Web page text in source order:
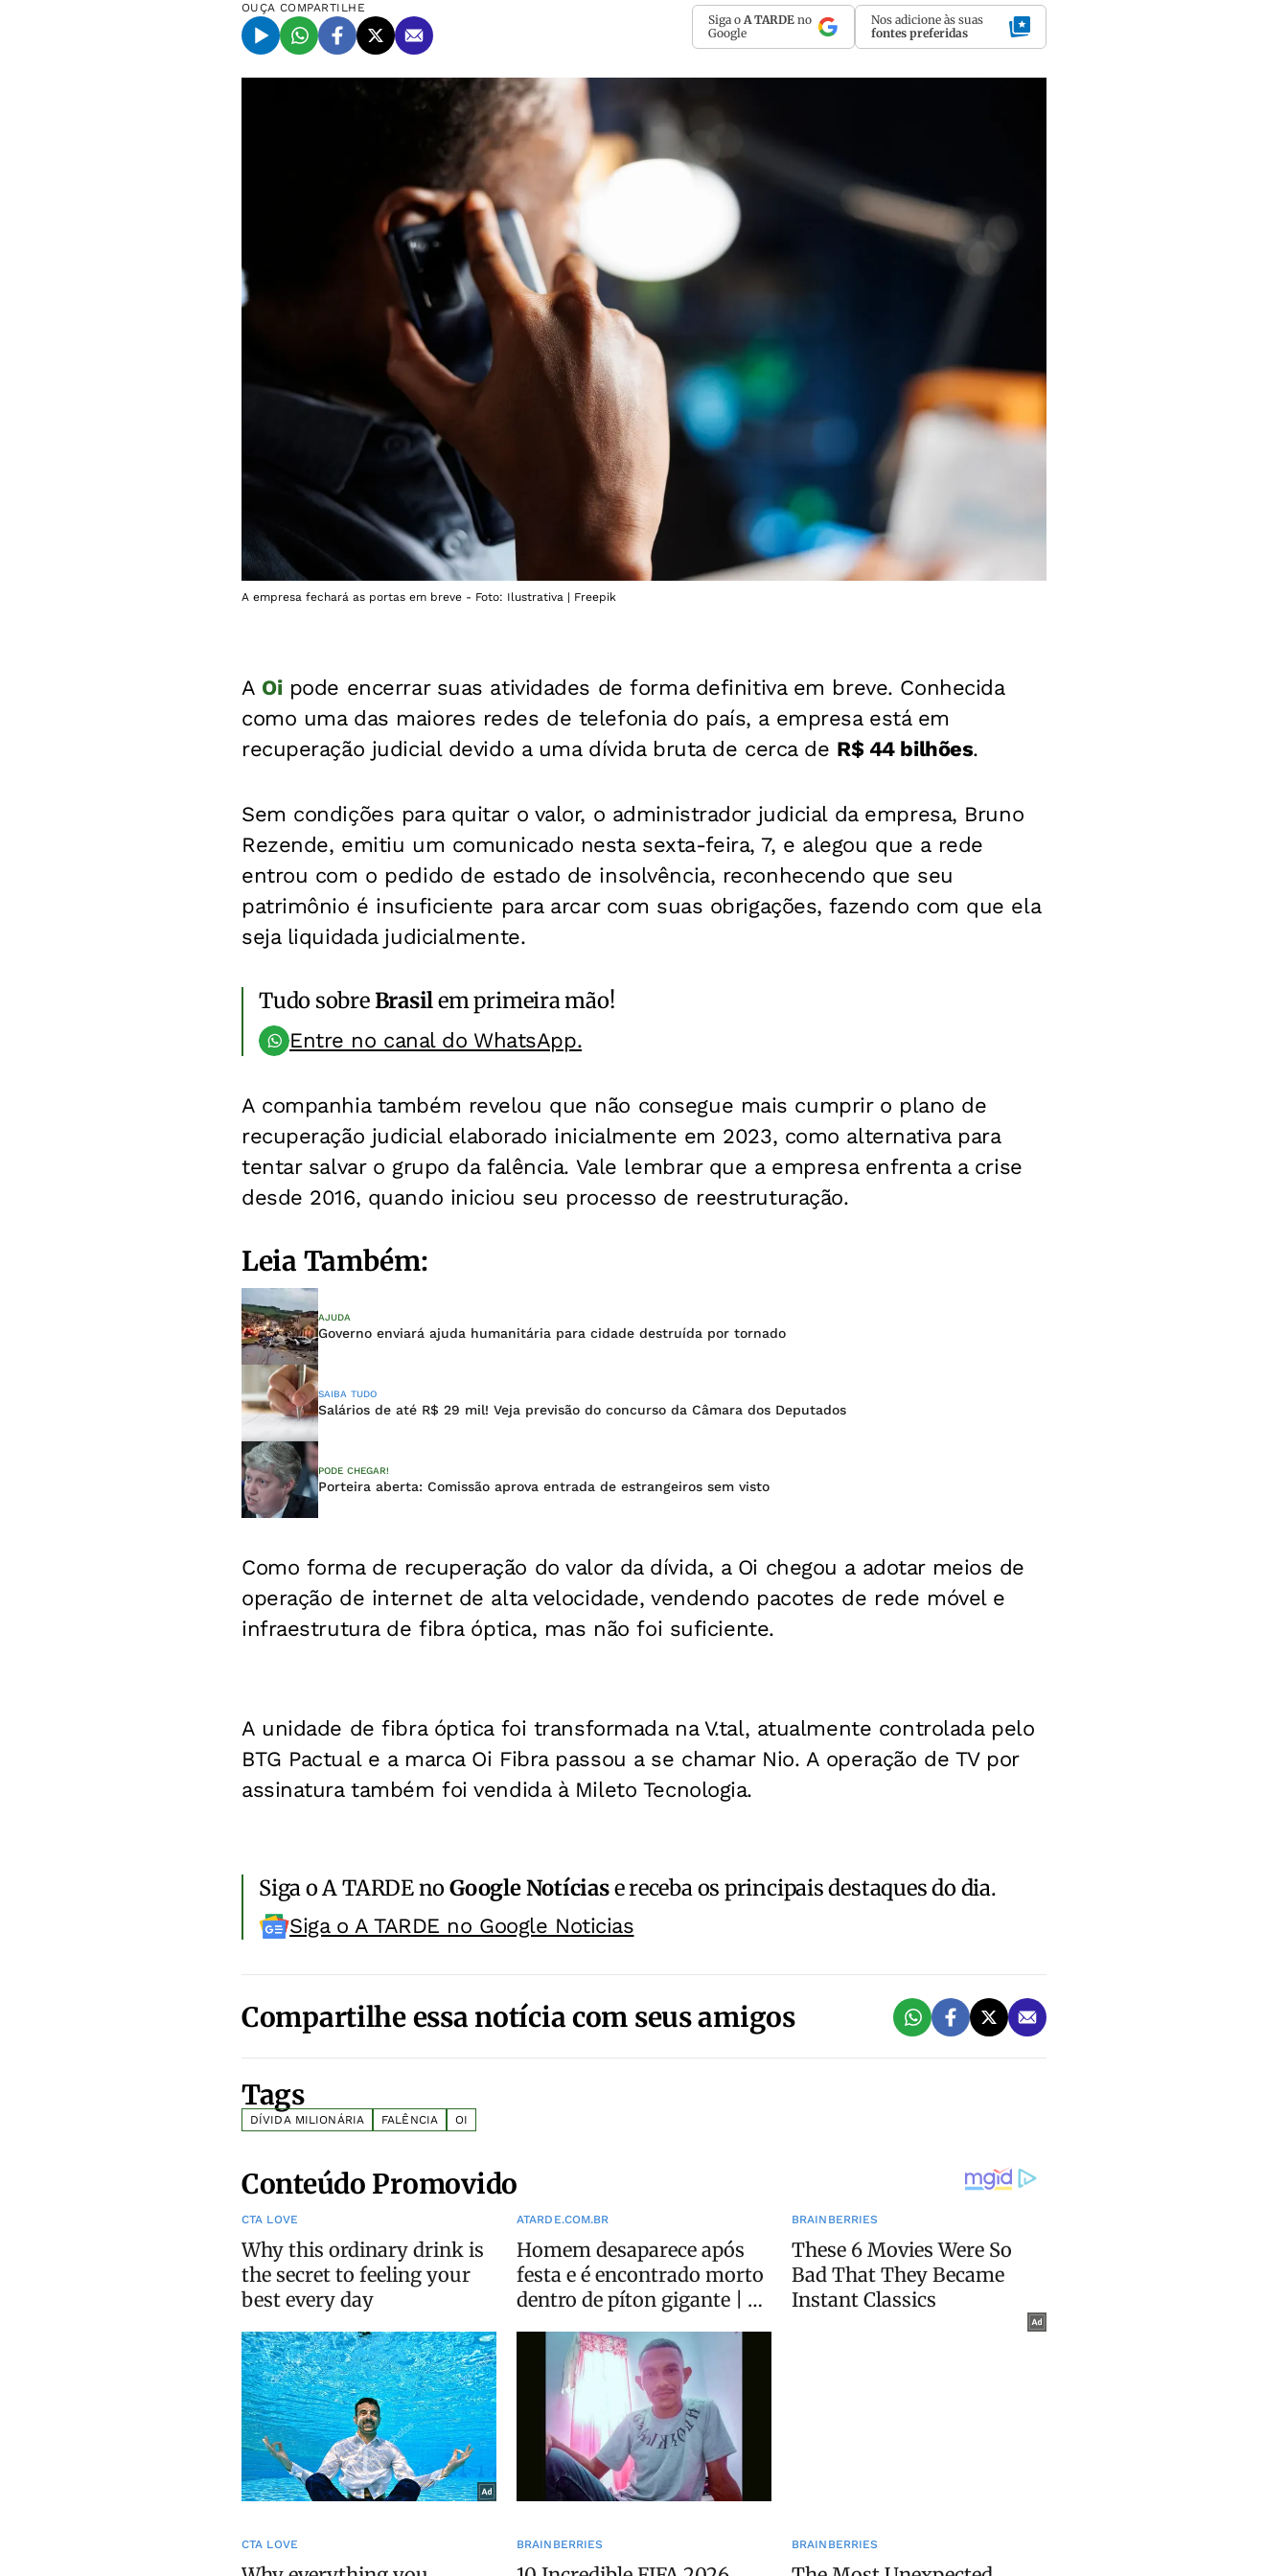
OUÇA COMPARTILHE
Siga o A TARDE no
Google
Nos adicione às suas
fontes preferidas
A empresa fechará as portas em breve - Foto: Ilustrativa | Freepik
A Oipode encerrar suas atividades de forma definitiva em breve. Conhecida
como uma das maiores redes de telefonia do país, a empresa está em
recuperação judicial devido a uma dívida bruta de cerca de R$ 44 bilhões.
Sem condições para quitar o valor, o administrador judicial da empresa, Bruno
Rezende, emitiu um comunicado nesta sexta-feira, 7, e alegou que a rede
entrou com o pedido de estado de insolvência, reconhecendo que seu
patrimônio é insuficiente para arcar com suas obrigações, fazendo com que ela
seja liquidada judicialmente.
Tudo sobreBrasilem primeira mão!
Entre no canal do WhatsApp.
A companhia também revelou que não consegue mais cumprir o plano de
recuperação judicial elaborado inicialmente em 2023, como alternativa para
tentar salvar o grupo da falência. Vale lembrar que a empresa enfrenta a crise
desde 2016, quando iniciou seu processo de reestruturação.
Leia Também:
AJUDA
Governo enviará ajuda humanitária para cidade destruída por tornado
SAIBA TUDO
Salários de até R$ 29 mil! Veja previsão do concurso da Câmara dos Deputados
PODE CHEGAR!
Porteira aberta: Comissão aprova entrada de estrangeiros sem visto
Como forma de recuperação do valor da dívida, a Oi chegou a adotar meios de
operação de internet de alta velocidade, vendendo pacotes de rede móvel e
infraestrutura de fibra óptica, mas não foi suficiente.
A unidade de fibra óptica foi transformada na V.tal, atualmente controlada pelo
BTG Pactual e a marca Oi Fibra passou a se chamar Nio. A operação de TV por
assinatura também foi vendida à Mileto Tecnologia.
Siga o A TARDE noGoogle Notíciase receba os principais destaques do dia.
Siga o A TARDE no Google Noticias
Compartilhe essa notícia com seus amigos
Tags
DÍVIDA MILIONÁRIA FALÊNCIA OI